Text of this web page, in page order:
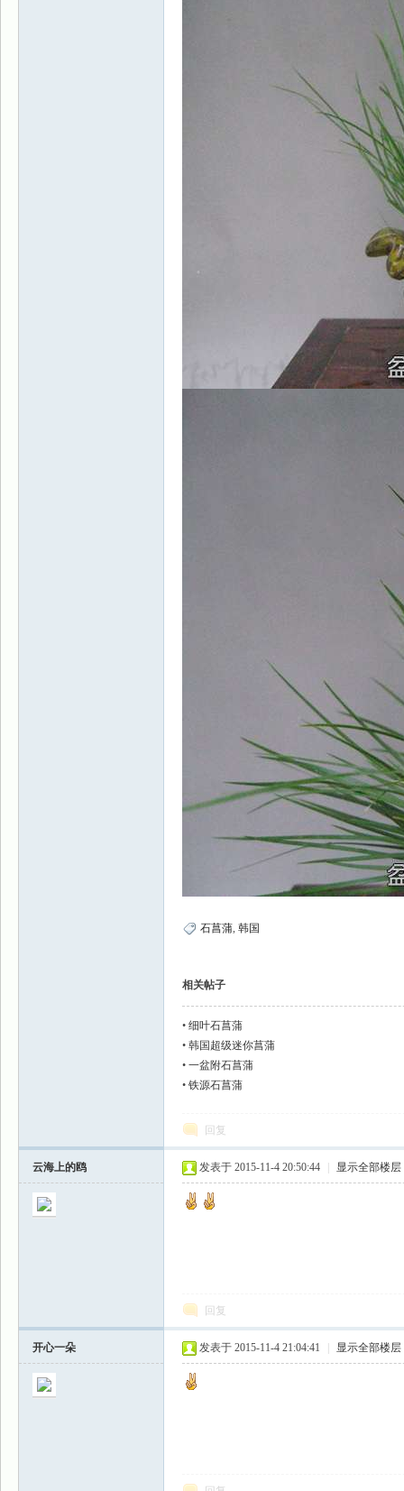
石菖蒲, 韩国
相关帖子
• 细叶石菖蒲
• 韩国超级迷你菖蒲
• 一盆附石菖蒲
• 铁源石菖蒲
回复
云海上的鸥 发表于 2015-11-4 20:50:44 显示全部楼层
回复
开心一朵 发表于 2015-11-4 21:04:41 显示全部楼层